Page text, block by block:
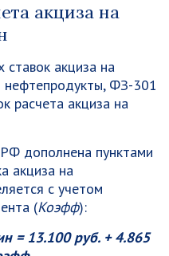
акциза на
акциза на
нефтепродукты, ФЗ-301
расчета акциза на
дополнена пунктами
акциза на
с учетом
(Коэфф):
= 13.100 руб. + 4.865